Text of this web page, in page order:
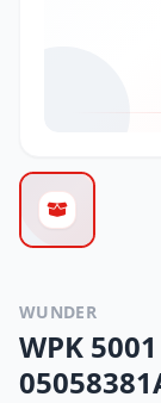
WUNDER
WPK 5001